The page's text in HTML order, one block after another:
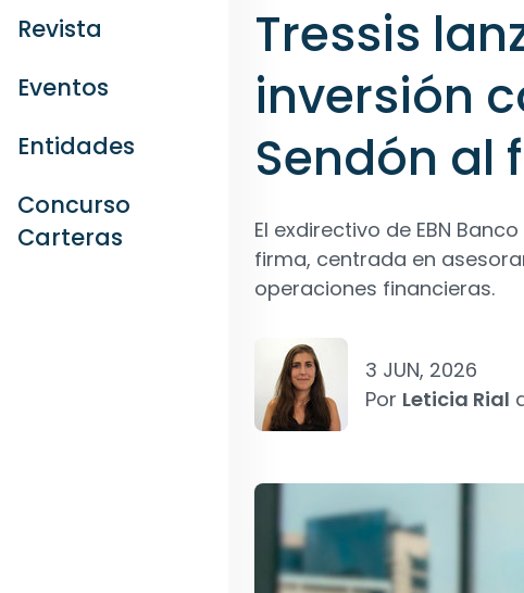
Revista
Eventos
Entidades
Concurso
Carteras
Tressis
inversión
Sendón al
El exdirectivo de EBN
firma, centrada en
operaciones financieras.
3 JUN, 2026
Por Leticia Rial